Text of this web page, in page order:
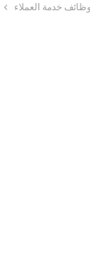
وظائف خدمة العملاء